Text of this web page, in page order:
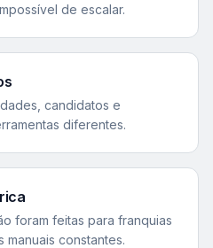
de escalar.
candidatos e
diferentes.
foram feitas para franquias
constantes.